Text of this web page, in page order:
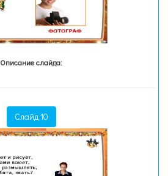
Описание слайда:
Слайд 10